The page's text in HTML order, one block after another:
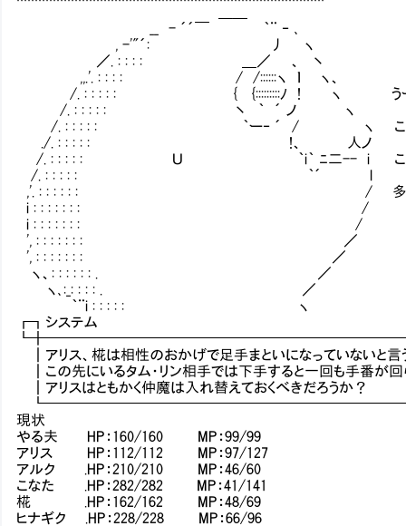
__ - ´´￣ ｀¨ ‐ ､
, -'"´: 丿 ヽ
／. : : : : ＿／ 、 丶
,,.'. : : : : / /::::::ヽ ｌ ヽ、
/. : : : : : { {:::::::::ﾉ ! ヽ うーん、流石に
/. : : : : : 丶 ｀ ´ ノ ヽ
/. : : : : : ｀ー‐ ´ / ヽ こなたに無理さ
./. : : : : : !、 人ノ
/. : : : : : Ｕ ｀i｀ ﾆ二-- i この先にタム・リン
/. : : : : : ｀´ l
,'. : : : : : : / 多分、いきなり襲わ
i : : : : : : : /
i : : : : : : : /
', : : : : : : : ／
', : : : : : : : ／
ヽ、: : : : : : . ／
ヽ､:_: : : : . ／
｀¨i : : : : : ヽ
┏┓システ
┃アリス、椛は相性のおかげで足手まといになっていないと言
┃この先にいるタム・リン相手では下手すると一回も手番が回
┃アリスはともかく仲魔は入れ替えておくべきだろうか？
現状
やる夫 HP：160/160 MP：99/99
アリス HP：112/112 MP：97/127
アルク .HP：210/210 MP：46/60
こなた .HP：282/282 MP：41/141
椛 .HP：162/162 MP：48/69
ヒナギク .HP：228/228 MP：66/96